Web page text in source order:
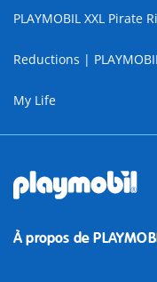
PLAYMOBIL XXL Pirate
Reductions |
My Life
À propos de